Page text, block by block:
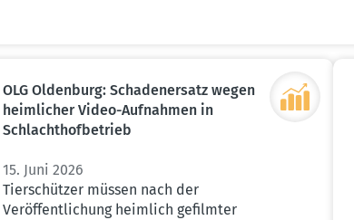
OLG Oldenburg: Schaden­ersatz wegen
heimlicher Video-Aufnahmen in
Schlacht­hof­be­trieb
15. Juni 2026
Tierschützer müssen nach der
Veröffentlichung heimlich gefilmter